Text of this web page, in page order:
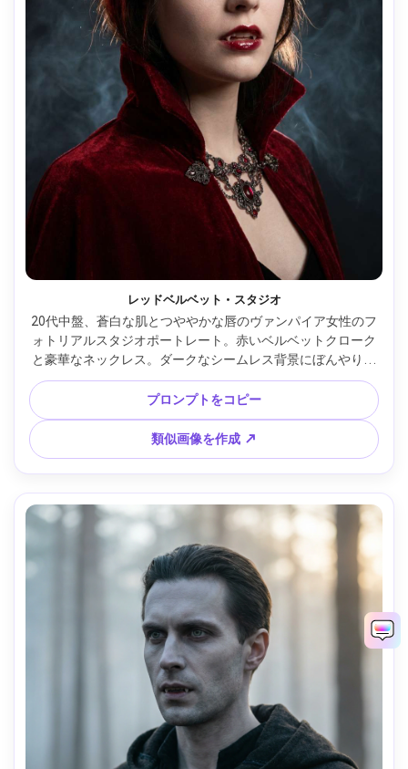
レッドベルベット・スタジオ
20代中盤、蒼白な肌とつややかな唇のヴァンパイア女性のフ
ォトリアルスタジオポートレート。赤いベルベットクローク
と豪華なネックレス。ダークなシームレス背景にぼんやりと
した煙。劇的なレンブラントライトとリムライト、ソフトな
補助光。Profotoストロボ風。Sony A7IV、85mm f/1.4、胸
上フレーミング、センター構図、ハイファッションで不穏な
ムード。自然な肌感、シャープ、高解像度、映画的ディープ
レッドグレーディング --ar 4:5
プロンプトをコピー
類似画像を作成 ↗